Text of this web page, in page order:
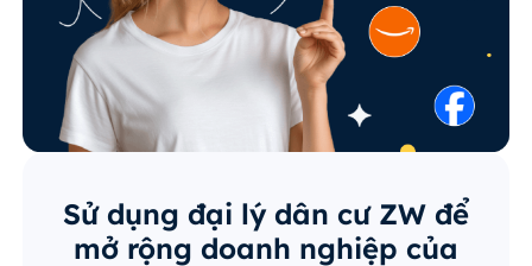
Sử dụng đại lý dân cư ZW để
mở rộng doanh nghiệp của